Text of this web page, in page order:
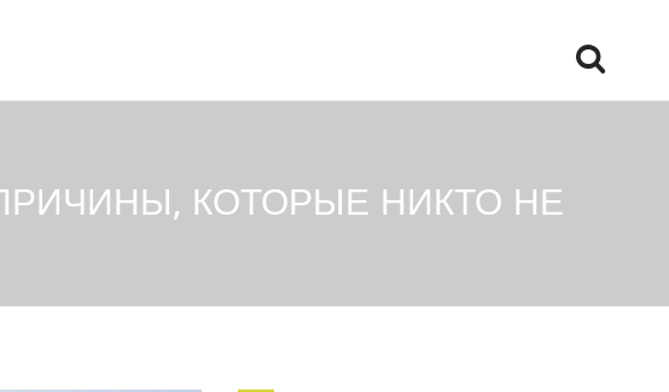
КОТОРЫЕ НИКТО НЕ